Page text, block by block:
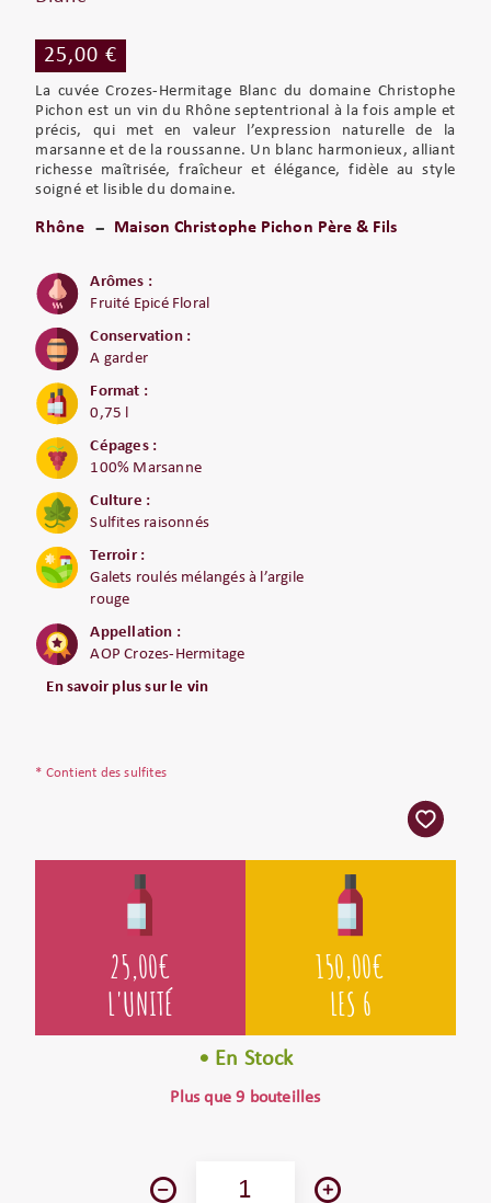
25,00 €
La cuvée Crozes-Hermitage Blanc du domaine Christophe
Pichon est un vin du Rhône septentrional à la fois ample et
précis, qui met en valeur l’expression naturelle de la
marsanne et de la roussanne. Un blanc harmonieux, alliant
richesse maîtrisée, fraîcheur et élégance, fidèle au style
soigné et lisible du domaine.
Rhône Maison Christophe Pichon Père & Fils
Arômes :
Fruité Epicé Floral
Conservation :
A garder
Format :
0,75 l
Cépages :
100% Marsanne
Culture :
Sulfites raisonnés
Terroir :
Galets roulés mélangés à l’argile
rouge
Appellation :
AOP Crozes-Hermitage
En savoir plus sur le vin
* Contient des sulfites
25,00€
L'UNITÉ
150,00€
LES 6
• En Stock
Plus que 9 bouteilles